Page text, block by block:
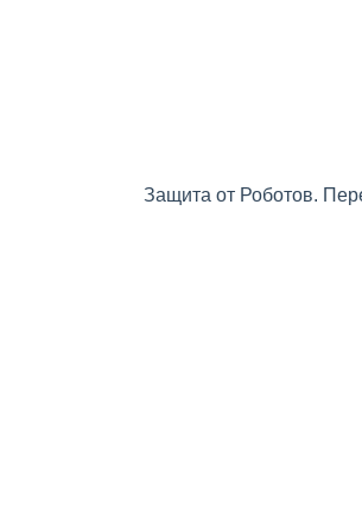
Защита от Роботов.